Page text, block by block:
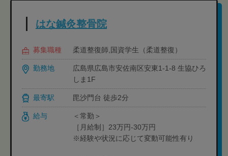
はな鍼灸整骨院
募集職種 柔道整復師,国資学生（柔道整復）
勤務地
広島県広島市安佐南区安東1-1-8 生協ひろ
しま1F
最寄駅 毘沙門台 徒歩2分
給与
＜常勤＞
［月給制］23万円-30万円
※経験や状況に応じて変動可能性有り